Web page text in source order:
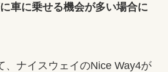
車に乗せる機会が多い場合に
、ナイスウェイのNice Way4が